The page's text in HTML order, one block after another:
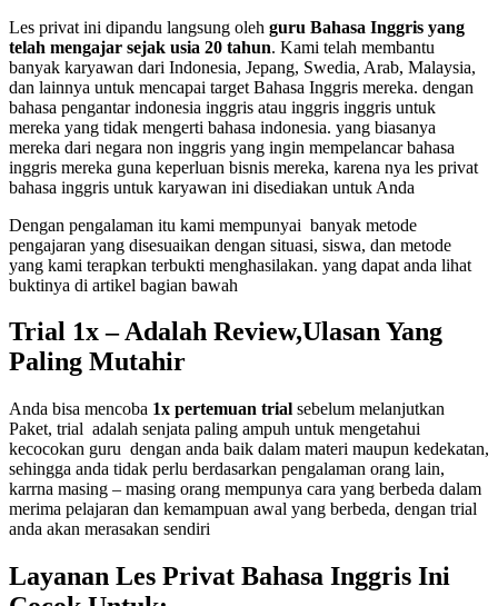
Les privat ini dipandu langsung oleh guru Bahasa Inggris yang
telah mengajar sejak usia 20 tahun. Kami telah membantu
banyak karyawan dari Indonesia, Jepang, Swedia, Arab, Malaysia,
dan lainnya untuk mencapai target Bahasa Inggris mereka. dengan
bahasa pengantar indonesia inggris atau inggris inggris untuk
mereka yang tidak mengerti bahasa indonesia. yang biasanya
mereka dari negara non inggris yang ingin mempelancar bahasa
inggris mereka guna keperluan bisnis mereka, karena nya les privat
bahasa inggris untuk karyawan ini disediakan untuk Anda
Dengan pengalaman itu kami mempunyai banyak metode
pengajaran yang disesuaikan dengan situasi, siswa, dan metode
yang kami terapkan terbukti menghasilakan. yang dapat anda lihat
buktinya di artikel bagian bawah
Trial 1x – Adalah Review,Ulasan Yang
Paling Mutahir
Anda bisa mencoba 1x pertemuan trial sebelum melanjutkan
Paket, trial adalah senjata paling ampuh untuk mengetahui
kecocokan guru dengan anda baik dalam materi maupun kedekatan,
sehingga anda tidak perlu berdasarkan pengalaman orang lain,
karrna masing – masing orang mempunya cara yang berbeda dalam
merima pelajaran dan kemampuan awal yang berbeda, dengan trial
anda akan merasakan sendiri
Layanan Les Privat Bahasa Inggris Ini